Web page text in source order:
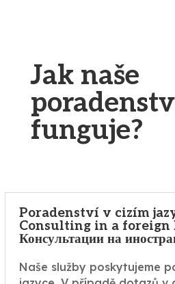
Jak naše
funguje?
Poradenství v cizím
Consulting in a foreign
Консультации на
Naše služby poskytujeme